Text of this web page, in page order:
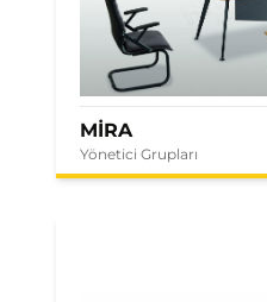
MİRA
Yönetici Grupları